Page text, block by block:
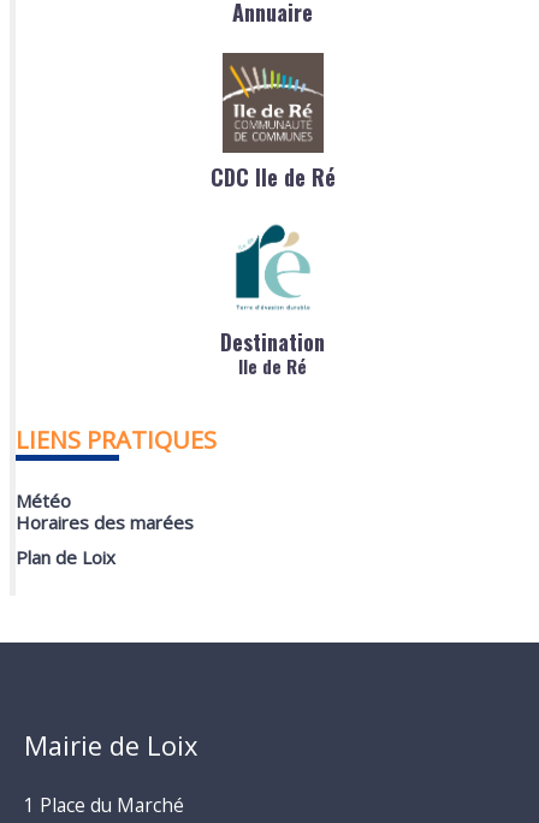
Annuaire
CDC Ile de Ré
Destination
Ile de Ré
LIENS PRATIQUES
Météo
Horaires des marées
Plan de Loix
Mairie de Loix
1 Place du Marché